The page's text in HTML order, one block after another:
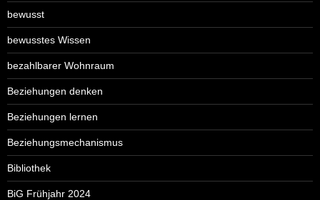
bewusst
bewusstes Wissen
bezahlbarer Wohnraum
Beziehungen denken
Beziehungen lernen
Beziehungsmechanismus
Bibliothek
BiG Frühjahr 2024